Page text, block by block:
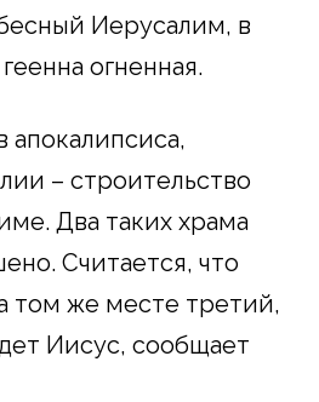
Иерусалим, в
огненная.
апокалипсиса,
– строительство
Два таких храма
Считается, что
том же месте третий,
Иисус, сообщает